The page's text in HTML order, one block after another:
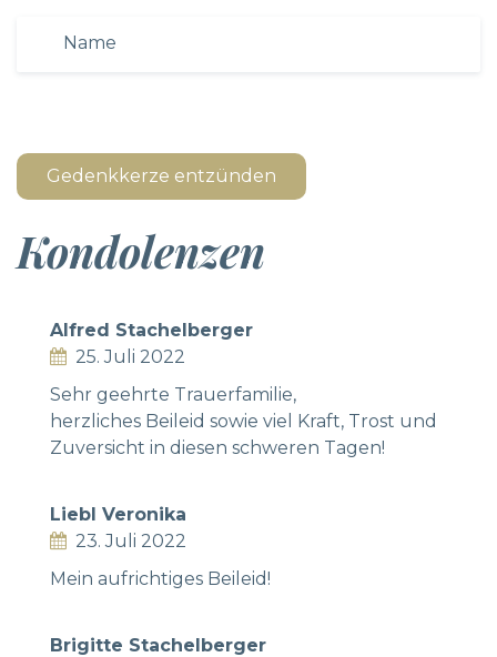
Gedenkkerze entzünden
Kondolenzen
Alfred Stachelberger
25. Juli 2022
Sehr geehrte Trauerfamilie,
herzliches Beileid sowie viel Kraft, Trost und
Zuversicht in diesen schweren Tagen!
Liebl Veronika
23. Juli 2022
Mein aufrichtiges Beileid!
Brigitte Stachelberger